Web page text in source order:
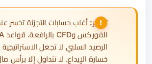
تحذير: أغلب حسابات التجزئة تخسر
الرصيد السلبي لا تجعل الاستراتيجية
خسارة الإيداع. لا تتداول إلا برأس